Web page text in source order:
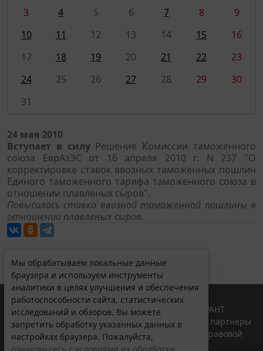
3
4 5 6 7 8
9
10
11 12 13 14 15
16
17
18 19 20 21 22
23
24
25 26 27 28 29
30
31
24 мая 2010
Вступает в силу Решение Комиссии таможенного
союза ЕврАзЭС от 16 апреля 2010 г. N 237 "О
корректировке ставок ввозных таможенных пошлин
Единого таможенного тарифа таможенного союза в
отношении плавленых сыров".
Повысилась ставка ввозной таможенной пошлины в
отношении плавленых сыров.
Мы обрабатываем локальные данные
браузера и используем инструменты
аналитики в целях улучшения и обеспечения
работоспособности сайта, статистических
исследований и обзоров. Вы можете
запретить обработку указанных данных в
настройках браузера. Пожалуйста,
© ООО "НПП "ГАРАНТ-СЕРВИС", 2026. Система ГАРАНТ
выпускается с 1990 года. Компания "Гарант" и ее партнеры
являются участниками Российской ассоциации правовой
информации ГАРАНТ.